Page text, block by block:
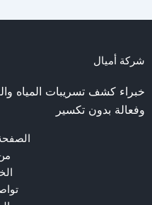
شركة أميال
خبراء كشف تسريبات المياه
وفعالة بدون تكسير